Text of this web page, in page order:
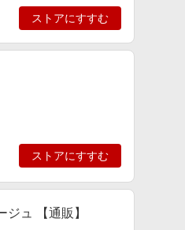
ストアにすすむ
ストアにすすむ
ュ 【通販】